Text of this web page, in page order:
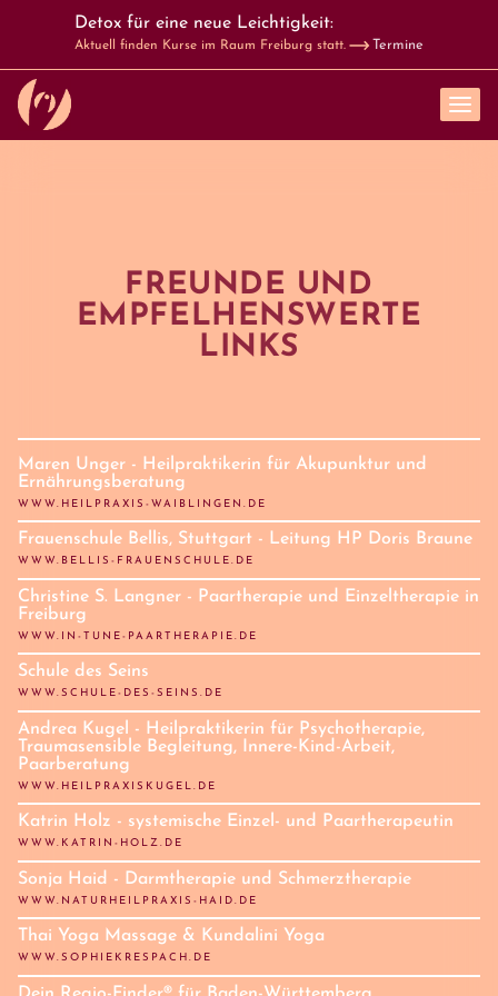
Detox für eine neue Leichtigkeit:
Aktuell finden Kurse im Raum Freiburg statt. Termine
FREUNDE UND
EMPFELHENSWERTE
LINKS
Maren Unger - Heilpraktikerin für Akupunktur und
Ernährungsberatung
WWW.HEILPRAXIS-WAIBLINGEN.DE
Frauenschule Bellis, Stuttgart - Leitung HP Doris Braune
WWW.BELLIS-FRAUENSCHULE.DE
Christine S. Langner - Paartherapie und Einzeltherapie in
Freiburg
WWW.IN-TUNE-PAARTHERAPIE.DE
Schule des Seins
WWW.SCHULE-DES-SEINS.DE
Andrea Kugel - Heilpraktikerin für Psychotherapie,
Traumasensible Begleitung, Innere-Kind-Arbeit,
Paarberatung
WWW.HEILPRAXISKUGEL.DE
Katrin Holz - systemische Einzel- und Paartherapeutin
WWW.KATRIN-HOLZ.DE
Sonja Haid - Darmtherapie und Schmerztherapie
WWW.NATURHEILPRAXIS-HAID.DE
Thai Yoga Massage & Kundalini Yoga
WWW.SOPHIEKRESPACH.DE